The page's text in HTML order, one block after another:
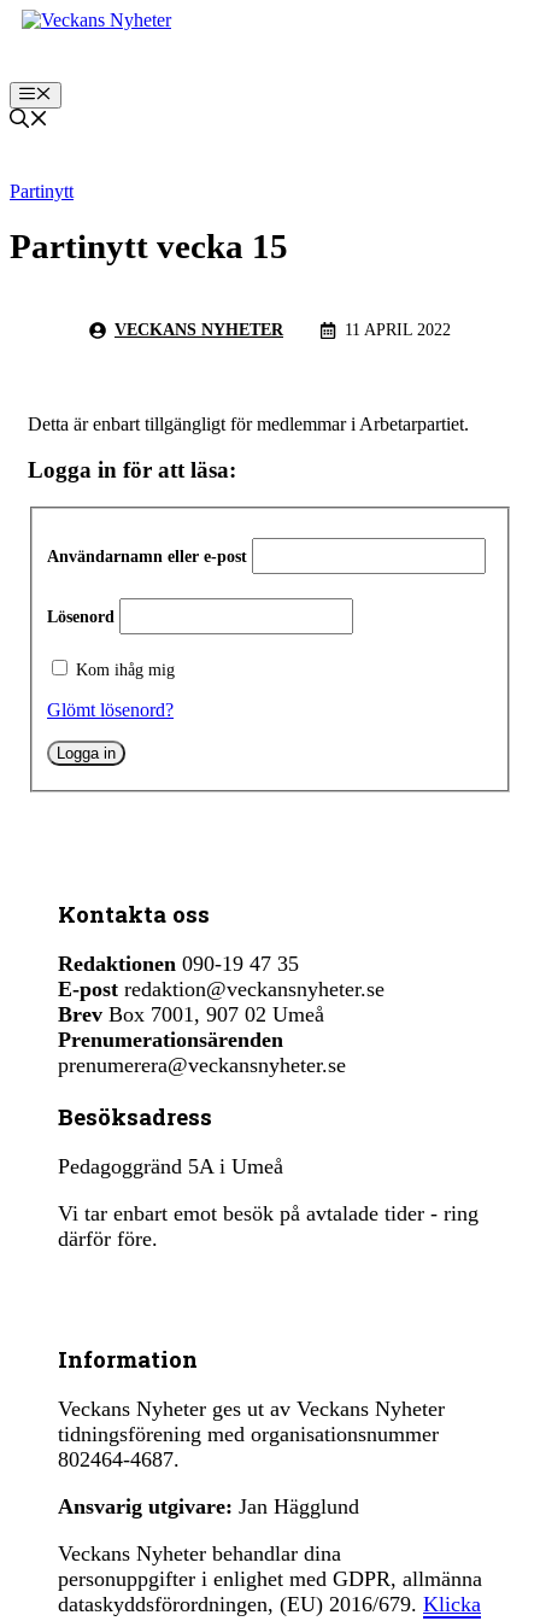
Hoppa
Meny
Partinytt
Partinytt vecka 15
VECKANS NYHETER 11 APRIL 2022
Detta är enbart tillgängligt för medlemmar i Arbetarpartiet.
Logga in för att läsa:
Användarnamn eller e-post
Lösenord
Kom ihåg mig
Glömt lösenord?
Kontakta oss
Redaktionen 090-19 47 35
E-post redaktion@veckansnyheter.se
Brev Box 7001, 907 02 Umeå
Prenumerationsärenden
prenumerera@veckansnyheter.se
Besöksadress
Pedagoggränd 5A i Umeå
Vi tar enbart emot besök på avtalade tider - ring
därför före.
Information
Veckans Nyheter ges ut av Veckans Nyheter
tidningsförening med organisationsnummer
802464-4687.
Ansvarig utgivare: Jan Hägglund
Veckans Nyheter behandlar dina
personuppgifter i enlighet med GDPR, allmänna
dataskyddsförordningen, (EU) 2016/679. Klicka